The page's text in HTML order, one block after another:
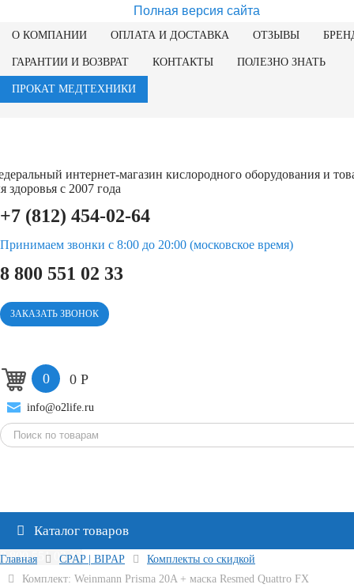
Полная версия сайта
О КОМПАНИИ ОПЛАТА И ДОСТАВКА ОТЗЫВЫ
ГАРАНТИИ И ВОЗВРАТ КОНТАКТЫ ПОЛЕЗНО ЗНАТЬ
ПРОКАТ МЕДТЕХНИКИ
интернет-магазин кислородного оборудования и
здоровья с 2007 года
+7 (812) 454-02-64
Принимаем звонки с 8:00 до 20:00 (московское время)
8 800 551 02 33
ЗАКАЗАТЬ ЗВОНОК
0 0 Р
info@o2life.ru
Каталог товаров
8 800 551 02 33
Главная CPAP | BIPAP
Комплекты со скидкой
Комплект: Weinmann Prisma 20A + маска Resmed Quattro FX